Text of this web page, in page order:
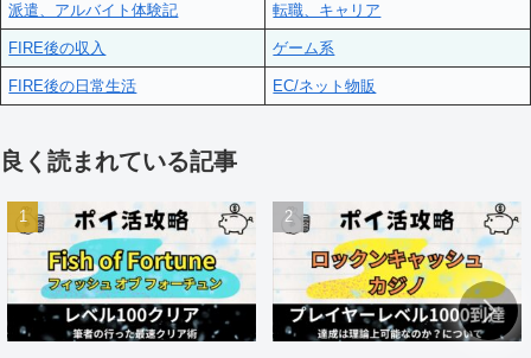
派遣、アルバイト体験記 転職、キャリア
FIRE後の収入 ゲーム系
FIRE後の日常生活 EC/ネット物販
良く読まれている記事